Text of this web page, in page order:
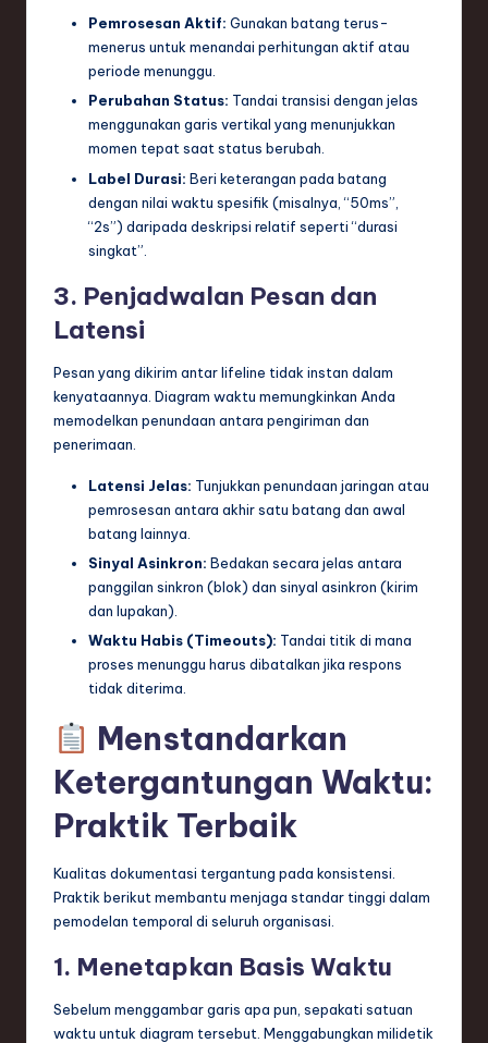
Pemrosesan Aktif: Gunakan batang terus-
menerus untuk menandai perhitungan aktif atau
periode menunggu.
Perubahan Status: Tandai transisi dengan jelas
menggunakan garis vertikal yang menunjukkan
momen tepat saat status berubah.
Label Durasi: Beri keterangan pada batang
dengan nilai waktu spesifik (misalnya, “50ms”,
“2s”) daripada deskripsi relatif seperti “durasi
singkat”.
3. Penjadwalan Pesan dan
Latensi
Pesan yang dikirim antar lifeline tidak instan dalam
kenyataannya. Diagram waktu memungkinkan Anda
memodelkan penundaan antara pengiriman dan
penerimaan.
Latensi Jelas: Tunjukkan penundaan jaringan atau
pemrosesan antara akhir satu batang dan awal
batang lainnya.
Sinyal Asinkron: Bedakan secara jelas antara
panggilan sinkron (blok) dan sinyal asinkron (kirim
dan lupakan).
Waktu Habis (Timeouts): Tandai titik di mana
proses menunggu harus dibatalkan jika respons
tidak diterima.
Menstandarkan
Ketergantungan Waktu:
Praktik Terbaik
Kualitas dokumentasi tergantung pada konsistensi.
Praktik berikut membantu menjaga standar tinggi dalam
pemodelan temporal di seluruh organisasi.
1. Menetapkan Basis Waktu
Sebelum menggambar garis apa pun, sepakati satuan
waktu untuk diagram tersebut. Menggabungkan milidetik